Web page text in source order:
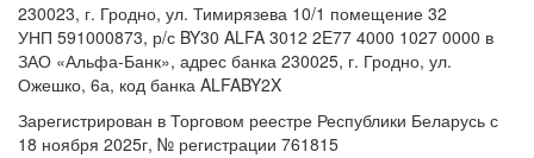
230023, г. Гродно, ул. Тимирязева 10/1 помещение 32
УНП 591000873, р/с BY30 ALFA 3012 2E77 4000 1027 0000 в
ЗАО «Альфа-Банк», адрес банка 230025, г. Гродно, ул.
Ожешко, 6а, код банка ALFABY2X
Зарегистрирован в Торговом реестре Республики Беларусь с
18 ноября 2025г, № регистрации 761815